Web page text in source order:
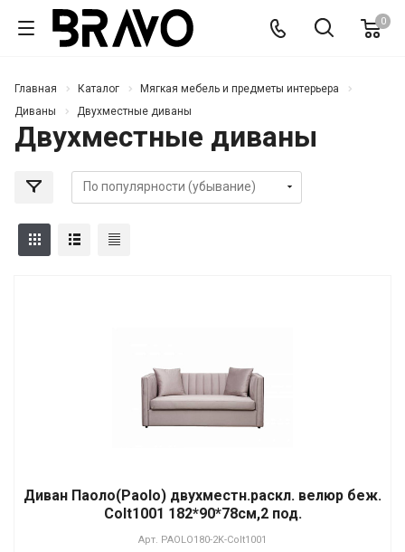
0
Главная Каталог
Мягкая мебель и предметы интерьера
Диваны
Двухместные диваны
Двухместные диваны
Диван Паоло(Paolo) двухместн.раскл. велюр беж.
Colt1001 182*90*78см,2 под.
Арт. PAOLO180-2K-Colt1001